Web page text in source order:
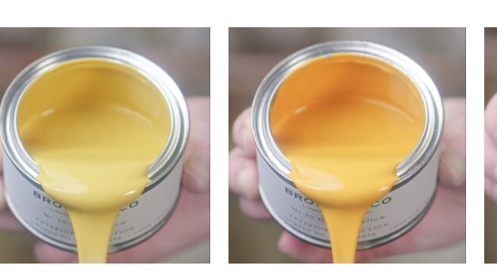
precios:
desde
€9.20
hasta
€189.95
de
precios:
desde
€9.20
hasta
€189.95